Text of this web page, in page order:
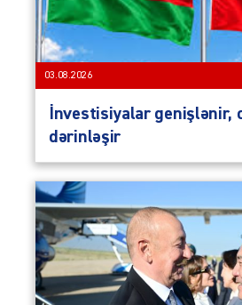
03.08.2026
İnvestisiyalar genişlənir,
dərinləşir